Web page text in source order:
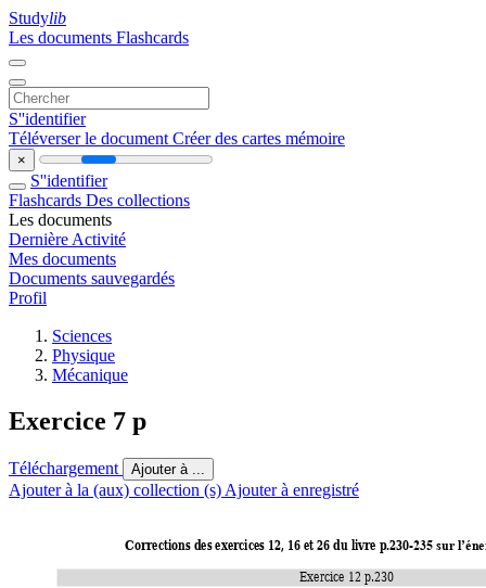
Studylib
Les documents Flashcards
S''identifier
Téléverser le document Créer des cartes mémoire
×
S''identifier
Flashcards Des collections
Les documents
Dernière Activité
Mes documents
Documents sauvegardés
Profil
Sciences
Physique
Mécanique
Exercice 7 p
Téléchargement Ajouter à ...
Ajouter à la (aux) collection (s) Ajouter à enregistré
Corrections des exercices 12, 16 et 26 du livre p.230-235 sur
Exercice 12 p.230